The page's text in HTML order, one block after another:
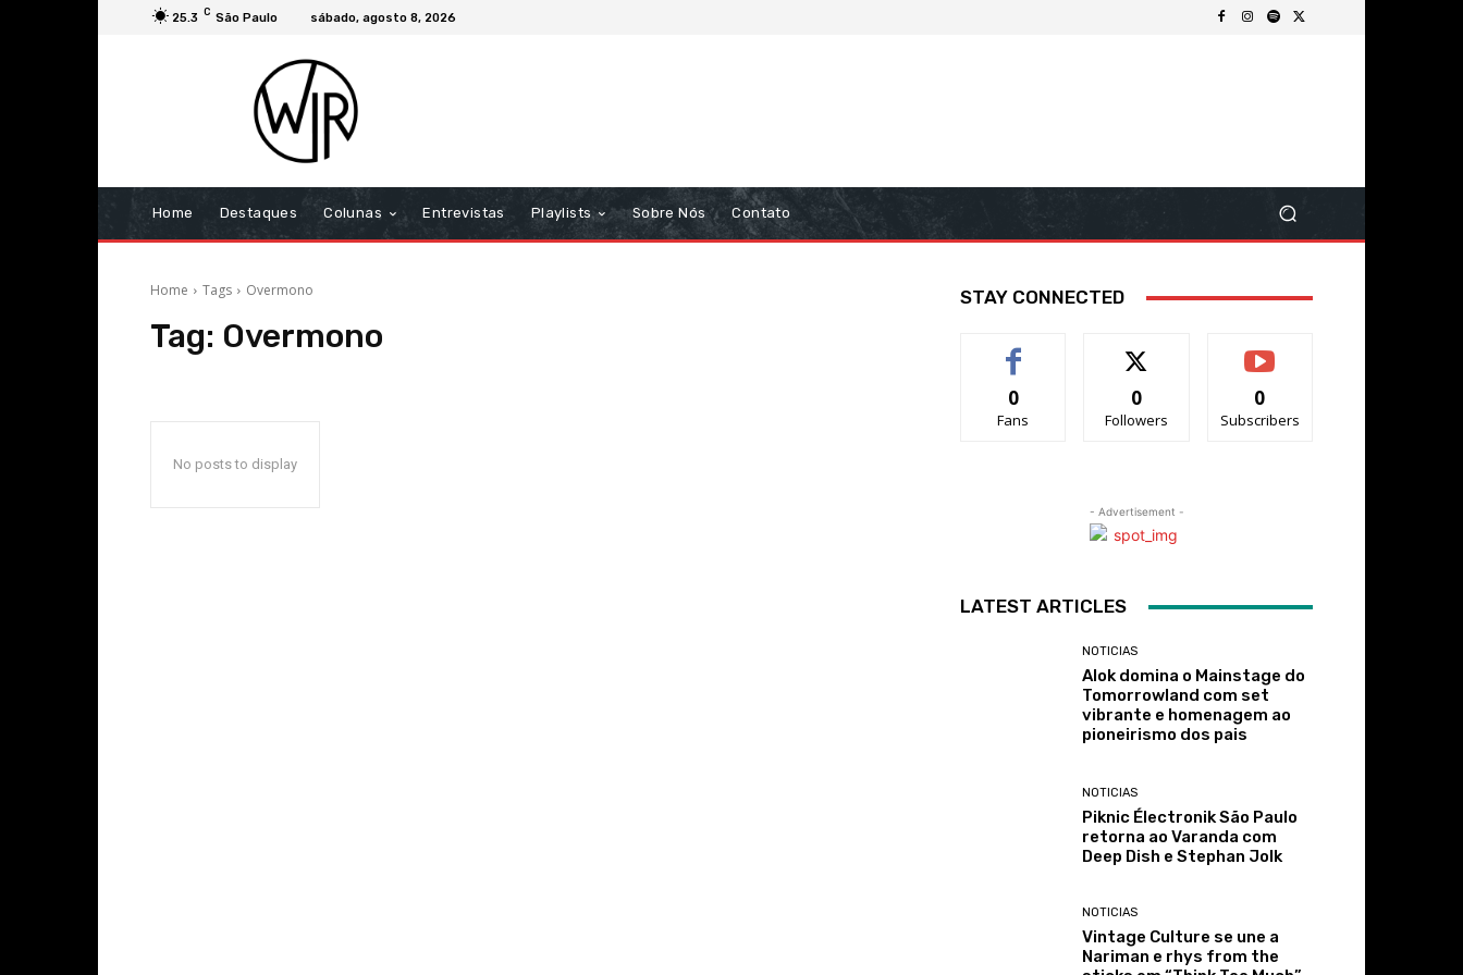
25.3 C São Paulo sábado, agosto 8, 2026
Home Destaques Colunas Entrevistas Playlists Sobre Nós Contato
Home Tags Overmono
Tag: Overmono
No posts to display
STAY CONNECTED
0
Fans
0
Followers
0
Subscribers
- Advertisement -
LATEST ARTICLES
NOTICIAS
Alok domina o Mainstage do
Tomorrowland com set
vibrante e homenagem ao
pioneirismo dos pais
NOTICIAS
Piknic Électronik São Paulo
retorna ao Varanda com
Deep Dish e Stephan Jolk
NOTICIAS
Vintage Culture se une a
Nariman e rhys from the